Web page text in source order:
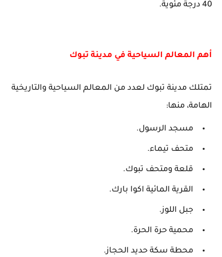
40 درجة مئوية.
أهم المعالم السياحية في مدينة تبوك
تمتلك مدينة تبوك لعدد من المعالم السياحية والتاريخية
الهامة، منها:
مسجد الرسول.
متحف تيماء.
قلعة ومتحف تبوك.
القرية المائية اكوا بارك.
جبل اللوز.
محمية حرة الحرة.
محطة سكة حديد الحجاز.